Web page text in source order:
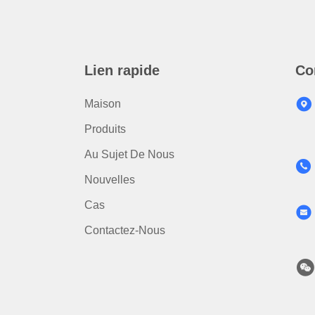
Lien rapide
Maison
Produits
Au Sujet De Nous
Nouvelles
Cas
Contactez-Nous